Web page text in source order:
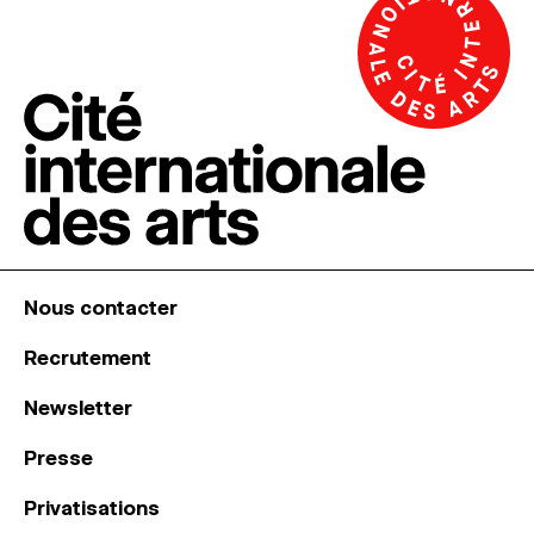
Nous contacter
Recrutement
Newsletter
Presse
Privatisations